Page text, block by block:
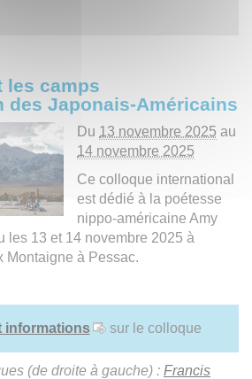
les camps
des Japonais-Américains
Du 13 novembre 2025 au
14 novembre 2025
Ce colloque international
est dédié à la poétesse
nippo-américaine Amy
les 13 et 14 novembre 2025 à
Montaigne à Pessac.
informations sur le colloque
(de droite à gauche) : Francis